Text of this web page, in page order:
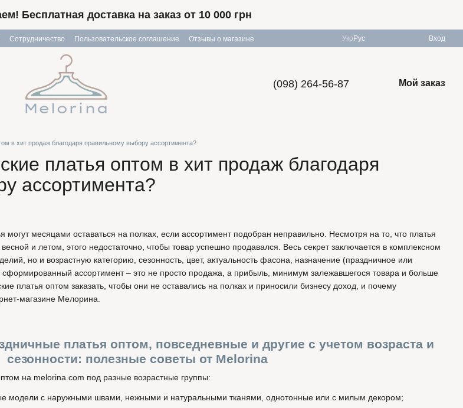
Бесплатная доставка на заказ от 10 000 грн
Сотрудничество Пользовательское соглашение
Отзывы о магазине
Укр Рус Вход
(098) 264-56-87 Мой заказ
в хит продаж благодаря правильному выбору ассортимента?
платья оптом в хит продаж благодаря
ассортимента?
могут месяцами оставаться на полках, если ассортимент подобран неправильно. Несмотря на то, что платья
и летом, этого недостаточно, чтобы товар успешно продавался. Весь секрет заключается в комплексном
но и возрастную категорию, сезонность, цвет, актуальность фасона, назначение (праздничное или
сформированный ассортимент – это не просто продажа, а прибыль, минимум залежавшегося товара и больше
платья оптом заказать, чтобы они не оставались на полках и приносили бизнесу доход, и почему
магазине Мелорина.
платья оптом, повседневные и другие с учетом возраста и
сезонности: полезные советы от Melorina
на melorina.com под разные возрастные группы:
модели с наружными швами, нежными и натуральными тканями, однотонные или с милым декором;